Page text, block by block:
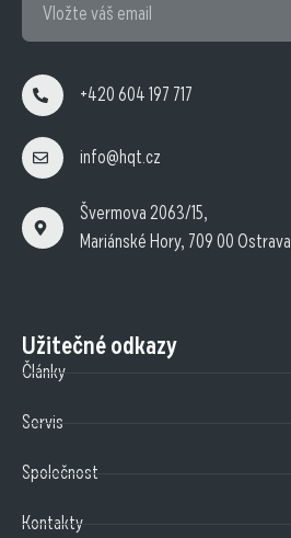
+420 604 197 717
info@hqt.cz
Švermova 2063/15,
Mariánské Hory, 709 00 Ostrava
Užitečné odkazy
Články
Servis
Společnost
Kontakty